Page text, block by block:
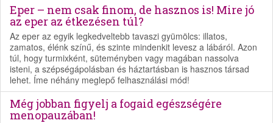
Eper – nem csak finom, de hasznos is! Mire jó
az eper az étkezésen túl?
Az eper az egyik legkedveltebb tavaszi gyümölcs: illatos,
zamatos, élénk színű, és szinte mindenkit levesz a lábáról. Azon
túl, hogy turmixként, süteményben vagy magában nassolva
isteni, a szépségápolásban és háztartásban is hasznos társad
lehet. Íme néhány meglepő felhasználási mód!
Még jobban figyelj a fogaid egészségére
menopauzában!